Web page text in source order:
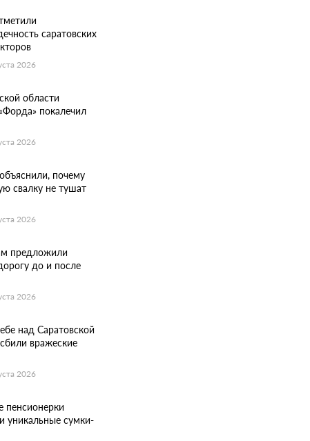
саратовских
2026
области
покалечил
2026
почему
свалку не тушат
2026
предложили
до и после
2026
над Саратовской
вражеские
2026
пенсионерки
уникальные сумки-